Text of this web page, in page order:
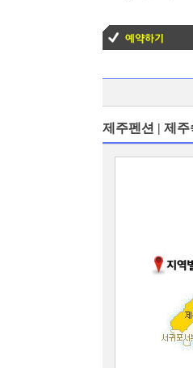
제주펜션 | 제